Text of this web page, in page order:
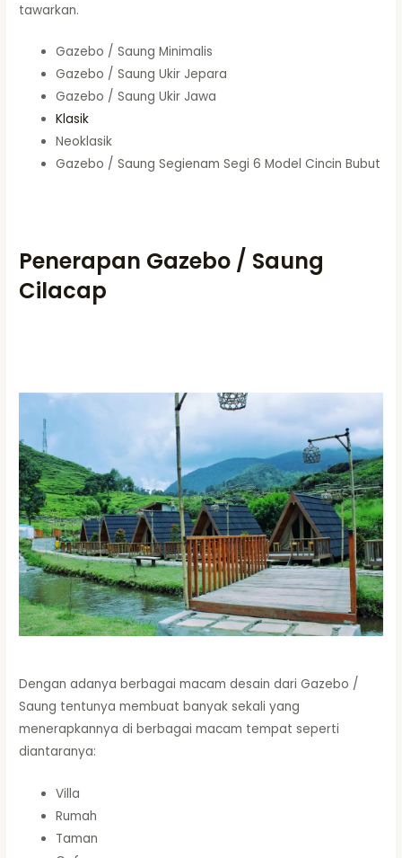
tawarkan.
Gazebo / Saung Minimalis
Gazebo / Saung Ukir Jepara
Gazebo / Saung Ukir Jawa
Klasik
Neoklasik
Gazebo / Saung Segienam Segi 6 Model Cincin Bubut
Penerapan Gazebo / Saung
Cilacap
Dengan adanya berbagai macam desain dari Gazebo /
Saung tentunya membuat banyak sekali yang
menerapkannya di berbagai macam tempat seperti
diantaranya:
Villa
Rumah
Taman